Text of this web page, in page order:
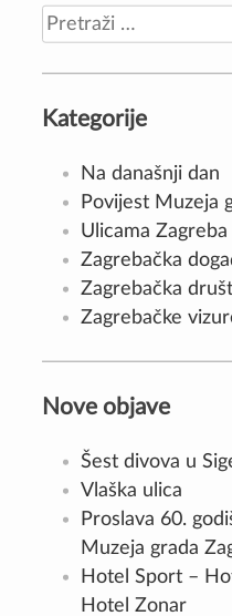
Pretraži:
Kategorije
Na današnji dan
Povijest Muzeja
Ulicama Zagreba
Zagrebačka
Zagrebačka
Zagrebačke
Nove objave
Šest divova u
Vlaška ulica
Proslava 60.
Muzeja grada
Hotel Sport –
Hotel Zonar